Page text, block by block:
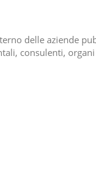
delle aziende
consulenti,